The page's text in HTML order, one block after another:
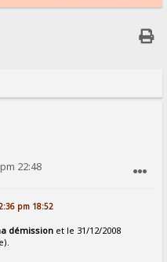
22:48
pm 18:52
démission et le 31/12/2008